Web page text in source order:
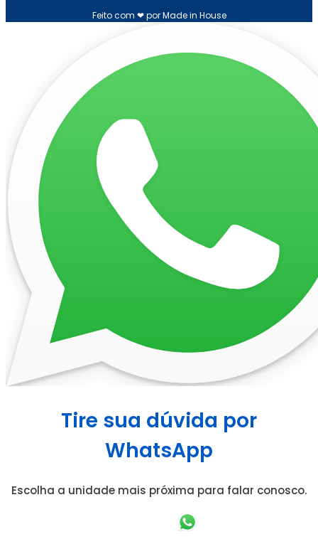
Feito com ❤ por Made in House
Tire sua dúvida por
WhatsApp
Escolha a unidade mais próxima para falar conosco.